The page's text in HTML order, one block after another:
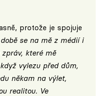
protože je spojuje
se na mě z médií i
které mě
vylezu před dům,
někam na výlet,
realitou. Ve